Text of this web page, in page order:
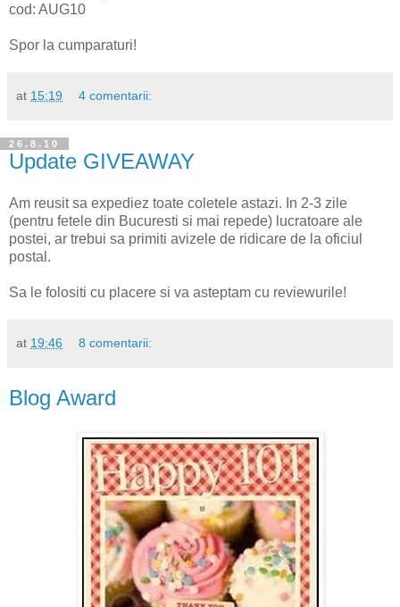
cod: AUG10
Spor la cumparaturi!
at 15:19 4 comentarii:
26.8.10
Update GIVEAWAY
Am reusit sa expediez toate coletele astazi. In 2-3 zile
(pentru fetele din Bucuresti si mai repede) lucratoare ale
postei, ar trebui sa primiti avizele de ridicare de la oficiul
postal.
Sa le folositi cu placere si va asteptam cu reviewurile!
at 19:46 8 comentarii:
Blog Award